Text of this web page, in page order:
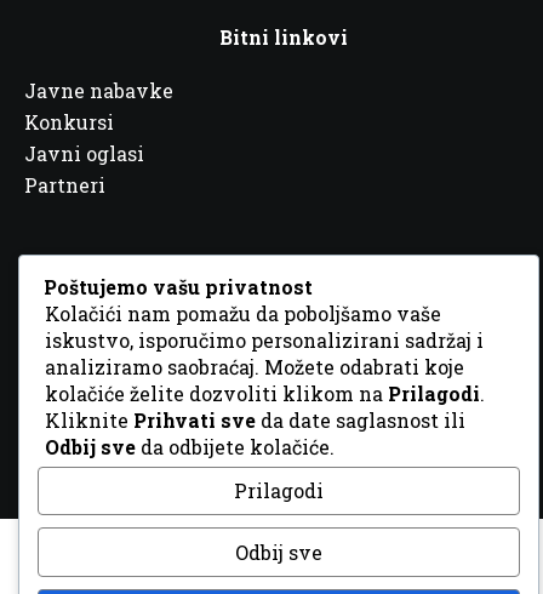
Bitni linkovi
Javne nabavke
Konkursi
Javni oglasi
Partneri
© 2026 Sva prava zadržana. DizajnGordonDM
Poštujemo vašu privatnost
Kolačići nam pomažu da poboljšamo vaše
iskustvo, isporučimo personalizirani sadržaj i
analiziramo saobraćaj. Možete odabrati koje
kolačiće želite dozvoliti klikom na Prilagodi.
Kliknite Prihvati sve da date saglasnost ili
Odbij sve da odbijete kolačiće.
Prilagodi
Odbij sve